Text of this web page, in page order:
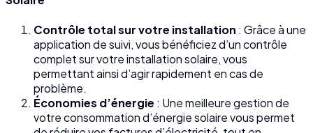
Contrôle total sur votre installation : Grâce à une
application de suivi, vous bénéficiez d’un contrôle
complet sur votre installation solaire, vous
permettant ainsi d’agir rapidement en cas de
problème.
Économies d’énergie : Une meilleure gestion de
votre consommation d’énergie solaire vous permet